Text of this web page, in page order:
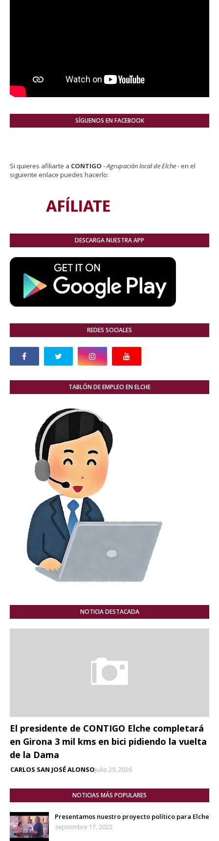
SÍGUENOS EN FACEBOOK
Si quieres afiliarte a CONTIGO - Agrupación local de Elche - en el
siguiente enlace puedes hacerlo:
DESCARGA NUESTRA APP
REDES SOCIALES
TABLÓN DE EMPLEO EN ELCHE
NOTICIA DESTACADA
El presidente de CONTIGO Elche completará
en Girona 3 mil kms en bici pidiendo la vuelta
de la Dama
CARLOS SAN JOSÉ ALONSOjulio 29, 2026
NOTICIAS MÁS POPULARES
Presentamos nuestro proyecto político para Elche
septiembre 17, 2022